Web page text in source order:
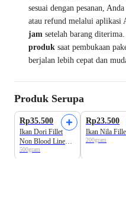
sesuai dengan pesanan,
atau refund melalui aplikasi
jam setelah barang
produk saat pembukaan
berjalan lebih cepat dan
Produk Serupa
Rp35.500
Ikan Dori Fillet
Non Blood Line
(NBL) Astro Farm
500gram
Rp23.500
Ikan Nila
200gram